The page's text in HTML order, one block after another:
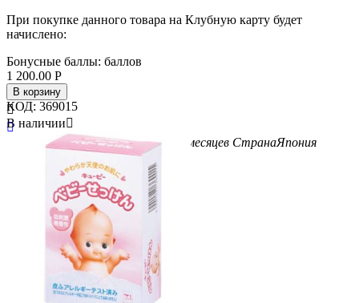
При покупке данного товара на Клубную карту будет
начислено:
Бонусные баллы: баллов
1 200.00 Р
В корзину


Cow Brand Возрастс 6-ти месяцев СтранаЯпония
КОД: 369015
В наличии